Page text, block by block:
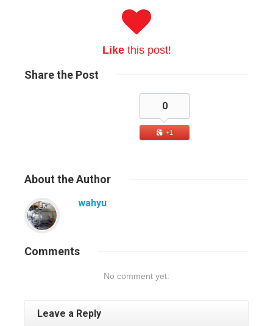
Likethis post!
Sharethe Post
0
+1
About the Author
wahyu
Comments
No comment yet.
Leave a Reply